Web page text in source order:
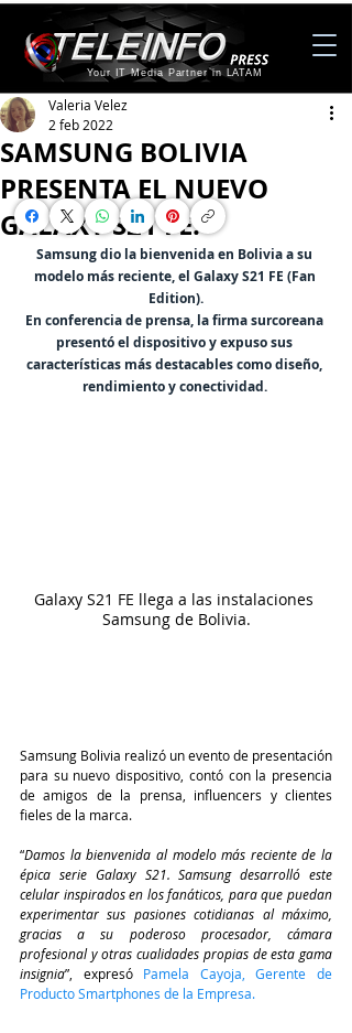
Your IT Media Partner in LATAM
SAMSUNG BOLIVIA
PRESENTA EL NUEVO
GALAXY S21 FE.
Valeria Velez
2 feb 2022
Samsung dio la bienvenida en Bolivia a su
modelo más reciente, el Galaxy S21 FE (Fan
Edition).
En conferencia de prensa, la firma surcoreana
presentó el dispositivo y expuso sus
características más destacables como diseño,
rendimiento y conectividad.
Galaxy S21 FE llega a las instalaciones
Samsung de Bolivia.
Samsung Bolivia realizó un evento de presentación
para su nuevo dispositivo, contó con la presencia
de amigos de la prensa, influencers y clientes
fieles de la marca.
“Damos la bienvenida al modelo más reciente de la
épica serie Galaxy S21. Samsung desarrolló este
celular inspirados en los fanáticos, para que puedan
experimentar sus pasiones cotidianas al máximo,
gracias a su poderoso procesador, cámara
profesional y otras cualidades propias de esta gama
insignia”, expresó
Pamela Cayoja, Gerente de
Producto Smartphones de la Empresa.